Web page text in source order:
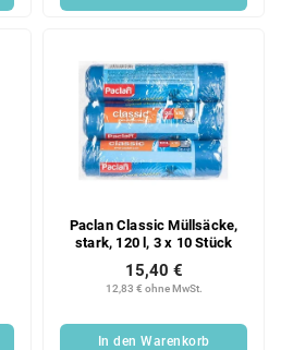
Paclan Classic Müllsäcke,
stark, 120 l, 3 x 10 Stück
12,83 € ohne MwSt.
15,40 €
In den Warenkorb